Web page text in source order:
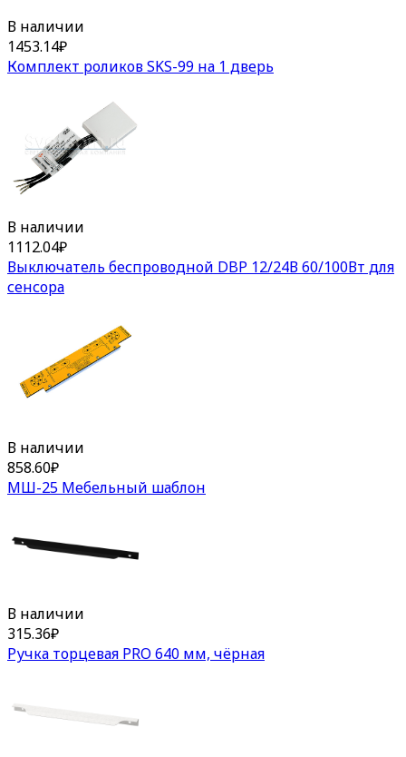
В наличии
1453.14₽
Комплект роликов SKS-99 на 1 дверь
В наличии
1112.04₽
Выключатель беспроводной DBP 12/24В 60/100Вт для
сенсора
В наличии
858.60₽
МШ-25 Мебельный шаблон
В наличии
315.36₽
Ручка торцевая PRO 640 мм, чёрная